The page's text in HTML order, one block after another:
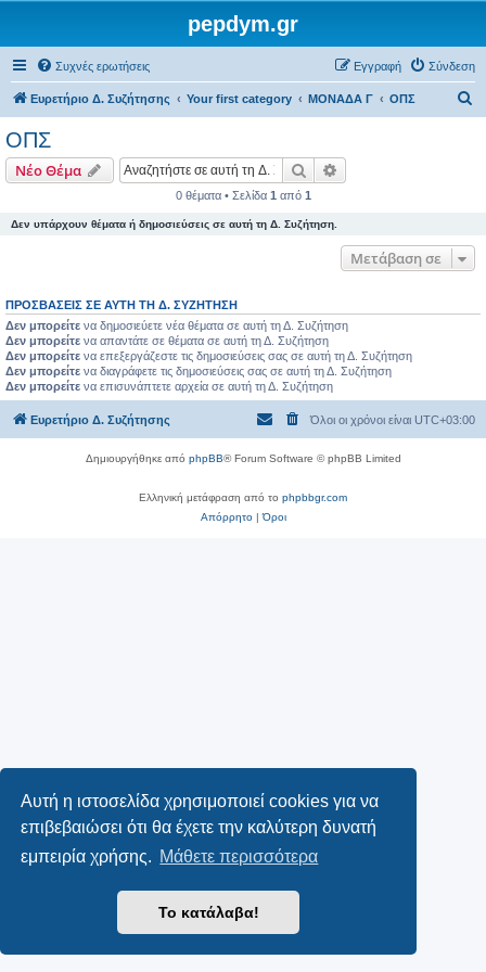
Αυτή η ιστοσελίδα χρησιμοποιεί cookies για να
επιβεβαιώσει ότι θα έχετε την καλύτερη δυνατή
εμπειρία χρήσης. Μάθετε περισσότερα
Το κατάλαβα!
pepdym.gr
Συχνές ερωτήσεις Σύνδεση
Εγγραφή
Ευρετήριο Δ. Συζήτησης Your first category ΜΟΝΑΔΑ Γ ΟΠΣ
ΟΠΣ
Νέο Θέμα Αναζήτηση
0 θέματα • Σελίδα 1 από 1
Δεν υπάρχουν θέματα ή δημοσιεύσεις σε αυτή τη Δ. Συζήτηση.
Μετάβαση σε
ΠΡΟΣΒΆΣΕΙΣ ΣΕ ΑΥΤΉ ΤΗ Δ. ΣΥΖΉΤΗΣΗ
Δεν μπορείτε να δημοσιεύετε νέα θέματα σε αυτή τη Δ. Συζήτηση
Δεν μπορείτε να απαντάτε σε θέματα σε αυτή τη Δ. Συζήτηση
Δεν μπορείτε να επεξεργάζεστε τις δημοσιεύσεις σας σε αυτή τη Δ. Συζήτηση
Δεν μπορείτε να διαγράφετε τις δημοσιεύσεις σας σε αυτή τη Δ. Συζήτηση
Δεν μπορείτε να επισυνάπτετε αρχεία σε αυτή τη Δ. Συζήτηση
Ευρετήριο Δ. Συζήτησης Όλοι οι χρόνοι είναι UTC+03:00
Δημιουργήθηκε από phpBB® Forum Software © phpBB Limited
Ελληνική μετάφραση από το phpbbgr.com
Απόρρητο|Όροι